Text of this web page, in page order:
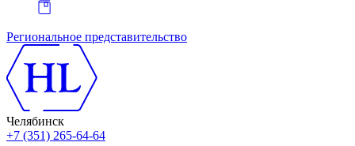
Региональное представительство
Челябинск
+7 (351) 265-64-64